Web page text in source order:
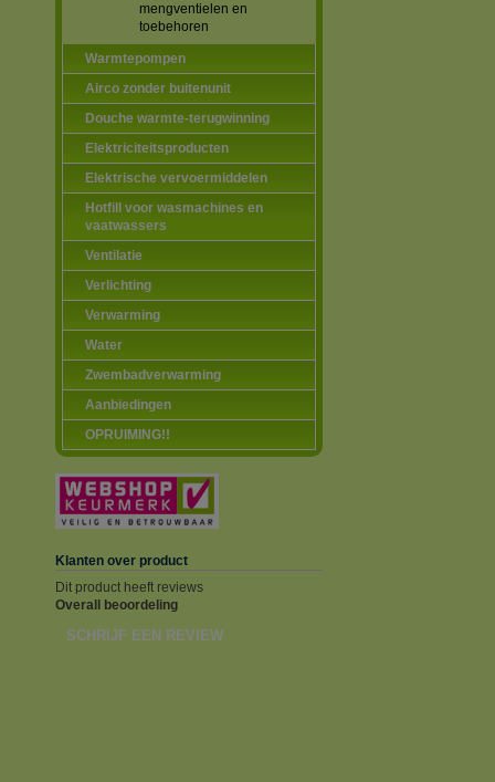
mengventielen en
toebehoren
Warmtepompen
Airco zonder buitenunit
Douche warmte-terugwinning
Elektriciteitsproducten
Elektrische vervoermiddelen
Hotfill voor wasmachines en
vaatwassers
Ventilatie
Verlichting
Verwarming
Water
Zwembadverwarming
Aanbiedingen
OPRUIMING!!
Klanten over product
Dit product heeft reviews
Overall beoordeling
SCHRIJF EEN REVIEW